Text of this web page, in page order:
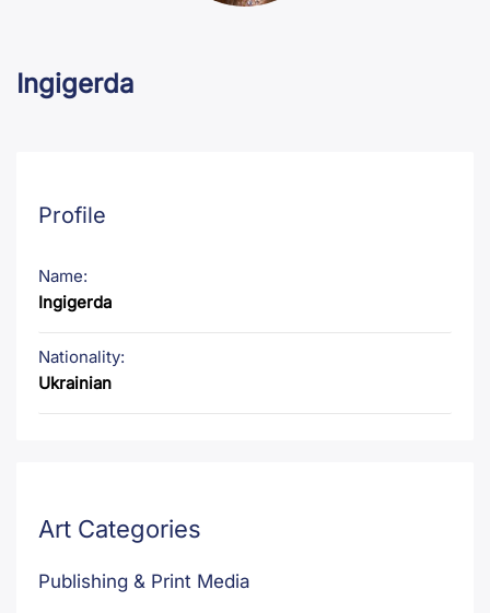
Ingigerda
Profile
Name:
Ingigerda
Nationality:
Ukrainian
Art Categories
Publishing & Print Media